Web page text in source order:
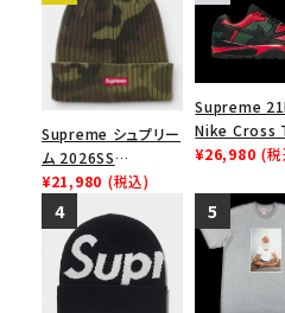
Supreme シュプリー
ム 2026SS
Overdyed Beanie
オーバーダイド ビー
ニー ウッドランドカモ
¥21,980 (税込)
Supreme
Nike Cross
Low ナイキク
ズ ブラック
¥26,980 (税